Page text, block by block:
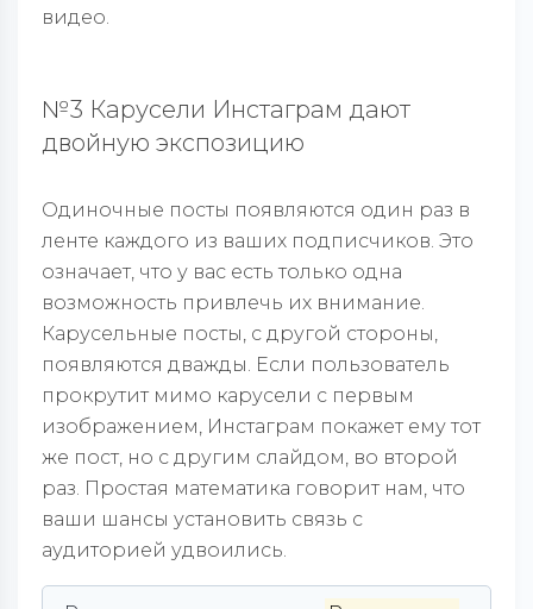
видео.
№3 Карусели Инстаграм дают
двойную экспозицию
Одиночные посты появляются один раз в
ленте каждого из ваших подписчиков. Это
означает, что у вас есть только одна
возможность привлечь их внимание.
Карусельные посты, с другой стороны,
появляются дважды. Если пользователь
прокрутит мимо карусели с первым
изображением, Инстаграм покажет ему тот
же пост, но с другим слайдом, во второй
раз. Простая математика говорит нам, что
ваши шансы установить связь с
аудиторией удвоились.